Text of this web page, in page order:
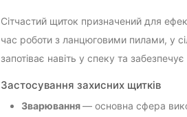
Сітчастий щиток призначений для
час роботи з ланцюговими пилами, у
запотіває навіть у спеку та
Застосування захисних щитків
Зварювання— основна сфера